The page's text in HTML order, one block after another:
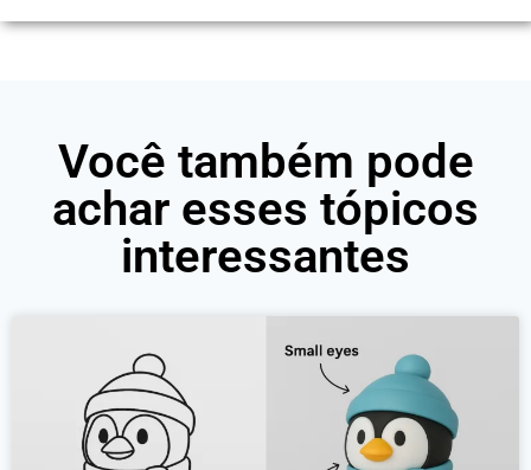
Você também pode
achar esses tópicos
interessantes